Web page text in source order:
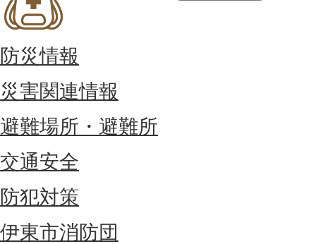
防災情報
災害関連情報
避難場所・避難所
交通安全
防犯対策
伊東市消防団